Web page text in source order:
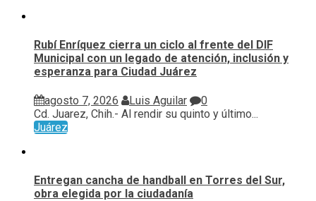
Rubí Enríquez cierra un ciclo al frente del DIF
Municipal con un legado de atención, inclusión y
esperanza para Ciudad Juárez
agosto 7, 2026 Luis Aguilar
0
Cd. Juarez, Chih.- Al rendir su quinto y último...
Juárez
Entregan cancha de handball en Torres del Sur,
obra elegida por la ciudadanía